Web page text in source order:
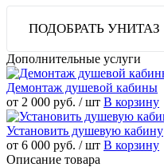
ПОДОБРАТЬ УНИТАЗ
Дополнительные услуги
Демонтаж душевой кабины
от 2 000 руб. / шт В корзину
Установить душевую кабину
от 6 000 руб. / шт В корзину
Описание товара